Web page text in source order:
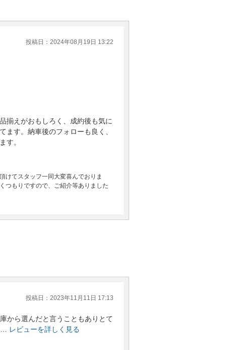
投稿日：2024年08月19日 13:22
揃えがおもしろく、成約後も気に
す。納車後のフォローも良く、
す。
けてスタッフ一同大変喜んでおりま
つもりですので、ご紹介等ありました
投稿日：2023年11月11日 17:13
から選んだと言うこともありとて
レビューを詳しく見る